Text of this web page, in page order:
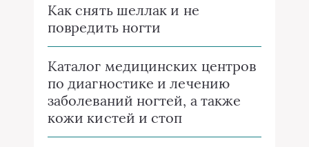
Как снять шеллак и не
повредить ногти
Каталог медицинских центров
по диагностике и лечению
заболеваний ногтей, а также
кожи кистей и стоп